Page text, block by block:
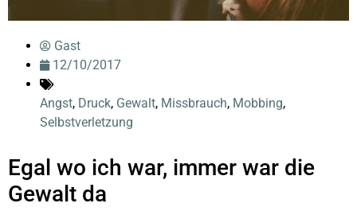
Gast
12/10/2017
Angst, Druck, Gewalt, Missbrauch, Mobbing,
Selbstverletzung
Egal wo ich war, immer war die
Gewalt da